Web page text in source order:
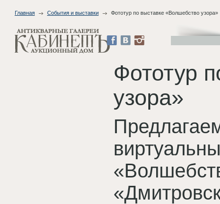
Главная События и выставки Фототур по выставке «Волшебство узора»
Фототур
узора»